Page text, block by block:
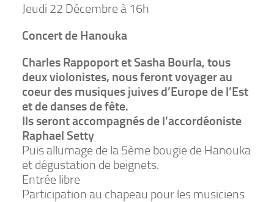
Jeudi 22 Décembre à 16h
Concert de Hanouka
Charles Rappoport et Sasha Bourla, tous
deux violonistes, nous feront voyager au
coeur des musiques juives d’Europe de l’Est
et de danses de fête.
Ils seront accompagnés de l’accordéoniste
Raphael Setty
Puis allumage de la 5ème bougie de Hanouka
et dégustation de beignets.
Entrée libre
Participation au chapeau pour les musiciens